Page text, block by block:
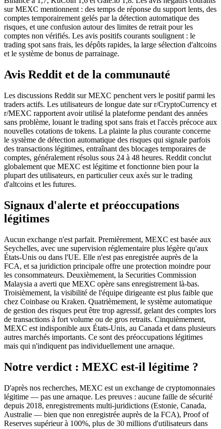
sur MEXC mentionnent : des temps de réponse du support lents, des
comptes temporairement gelés par la détection automatique des
risques, et une confusion autour des limites de retrait pour les
comptes non vérifiés. Les avis positifs courants soulignent : le
trading spot sans frais, les dépôts rapides, la large sélection d'altcoins
et le système de bonus de parrainage.
Avis Reddit et de la communauté
Les discussions Reddit sur MEXC penchent vers le positif parmi les
traders actifs. Les utilisateurs de longue date sur r/CryptoCurrency et
r/MEXC rapportent avoir utilisé la plateforme pendant des années
sans problème, louant le trading spot sans frais et l'accès précoce aux
nouvelles cotations de tokens. La plainte la plus courante concerne
le système de détection automatique des risques qui signale parfois
des transactions légitimes, entraînant des blocages temporaires de
comptes, généralement résolus sous 24 à 48 heures. Reddit conclut
globalement que MEXC est légitime et fonctionne bien pour la
plupart des utilisateurs, en particulier ceux axés sur le trading
d'altcoins et les futures.
Signaux d'alerte et préoccupations
légitimes
Aucun exchange n'est parfait. Premièrement, MEXC est basée aux
Seychelles, avec une supervision réglementaire plus légère qu'aux
États-Unis ou dans l'UE. Elle n'est pas enregistrée auprès de la
FCA, et sa juridiction principale offre une protection moindre pour
les consommateurs. Deuxièmement, la Securities Commission
Malaysia a averti que MEXC opère sans enregistrement là-bas.
Troisièmement, la visibilité de l'équipe dirigeante est plus faible que
chez Coinbase ou Kraken. Quatrièmement, le système automatique
de gestion des risques peut être trop agressif, gelant des comptes lors
de transactions à fort volume ou de gros retraits. Cinquièmement,
MEXC est indisponible aux États-Unis, au Canada et dans plusieurs
autres marchés importants. Ce sont des préoccupations légitimes
mais qui n'indiquent pas individuellement une arnaque.
Notre verdict : MEXC est-il légitime ?
D'après nos recherches, MEXC est un exchange de cryptomonnaies
légitime — pas une arnaque. Les preuves : aucune faille de sécurité
depuis 2018, enregistrements multi-juridictions (Estonie, Canada,
Australie — bien que non enregistrée auprès de la FCA), Proof of
Reserves supérieur à 100%, plus de 30 millions d'utilisateurs dans